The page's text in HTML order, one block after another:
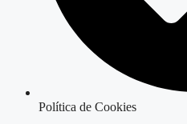
Política de Cookies